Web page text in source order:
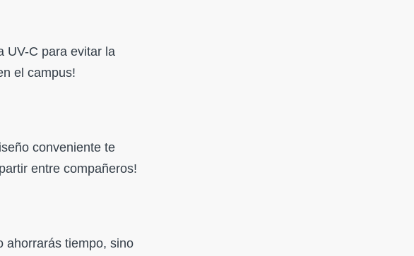
UV-C para evitar la
el campus!
conveniente te
entre compañeros!
ahorrarás tiempo, sino